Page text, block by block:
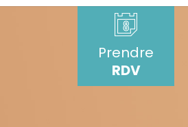
Prendre
RDV